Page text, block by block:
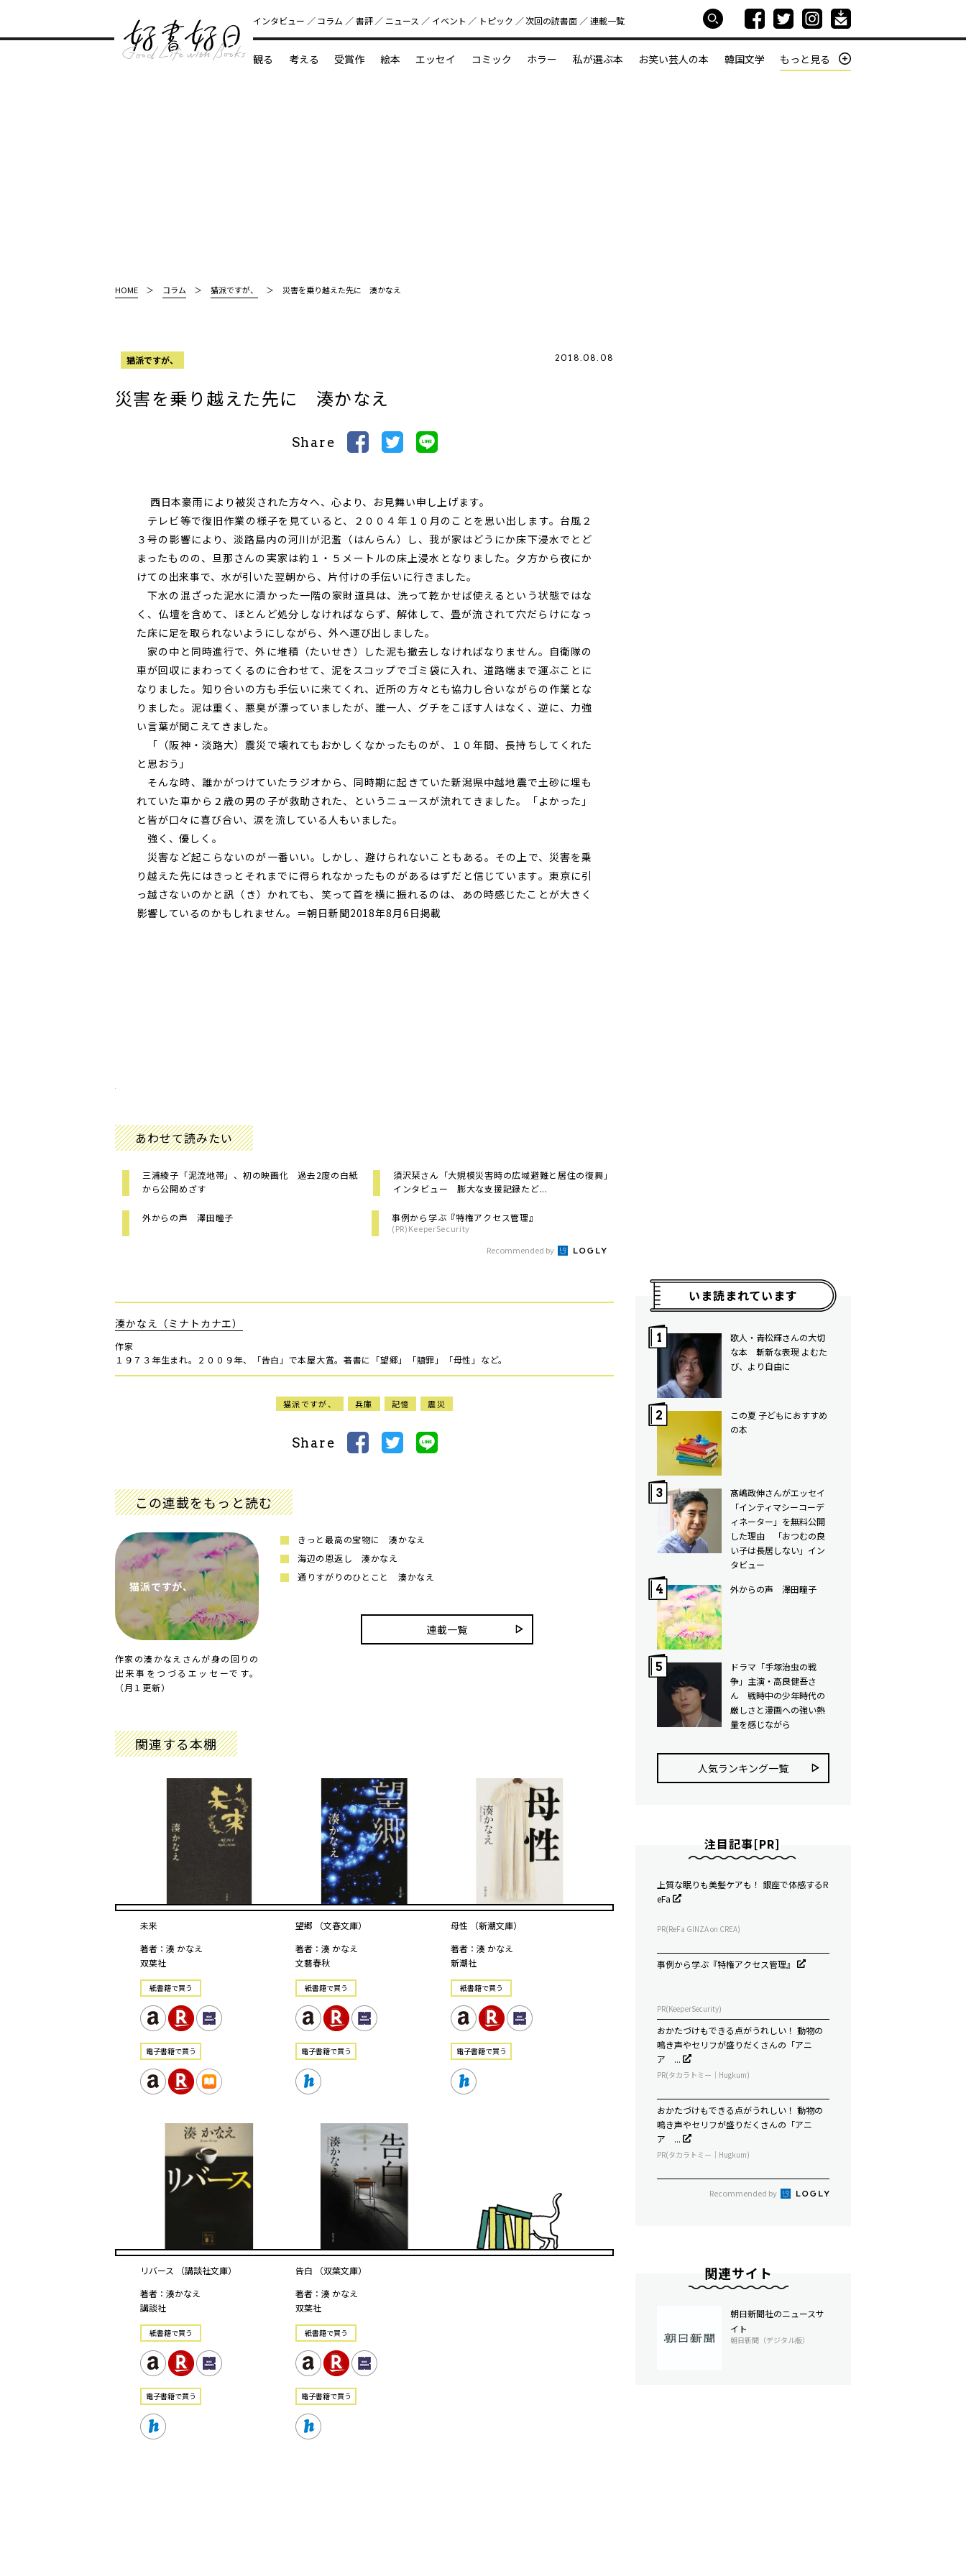
好書好日
インタビュー コラム 書評 ニュース イベント トピック 次回の読書⾯ 連載一覧
観る 考える 受賞作 絵本 エッセイ コミック ホラー 私が選ぶ本 お笑い芸人の本 韓国文学 もっと見る
HOME コラム 猫派ですが、 災害を乗り越えた先に 湊かなえ
猫派ですが、 2018.08.08
災害を乗り越えた先に 湊かなえ
Share
西日本豪雨により被災された方々へ、心より、お見舞い申し上げます。
テレビ等で復旧作業の様子を見ていると、２００４年１０月のことを思い出します。台風２
３号の影響により、淡路島内の河川が氾濫（はんらん）し、我が家はどうにか床下浸水でとど
まったものの、旦那さんの実家は約１・５メートルの床上浸水となりました。夕方から夜にか
けての出来事で、水が引いた翌朝から、片付けの手伝いに行きました。
下水の混ざった泥水に漬かった一階の家財道具は、洗って乾かせば使えるという状態ではな
く、仏壇を含めて、ほとんど処分しなければならず、解体して、畳が流されて穴だらけになっ
た床に足を取られないようにしながら、外へ運び出しました。
家の中と同時進行で、外に堆積（たいせき）した泥も撤去しなければなりません。自衛隊の
車が回収にまわってくるのに合わせて、泥をスコップでゴミ袋に入れ、道路端まで運ぶことに
なりました。知り合いの方も手伝いに来てくれ、近所の方々とも協力し合いながらの作業とな
りました。泥は重く、悪臭が漂っていましたが、誰一人、グチをこぼす人はなく、逆に、力強
い言葉が聞こえてきました。
「（阪神・淡路大）震災で壊れてもおかしくなかったものが、１０年間、長持ちしてくれた
と思おう」
そんな時、誰かがつけていたラジオから、同時期に起きていた新潟県中越地震で土砂に埋も
れていた車から２歳の男の子が救助された、というニュースが流れてきました。「よかった」
と皆が口々に喜び合い、涙を流している人もいました。
強く、優しく――。
災害など起こらないのが一番いい。しかし、避けられないこともある。その上で、災害を乗
り越えた先にはきっとそれまでに得られなかったものがあるはずだと信じています。東京に引
っ越さないのかと訊（き）かれても、笑って首を横に振れるのは、あの時感じたことが大きく
影響しているのかもしれません。＝朝日新聞2018年8月6日掲載
あわせて読みたい
三浦綾子「泥流地帯」、初の映画化 過去2度の白紙
から公開めざす
須沢栞さん「大規模災害時の広域避難と居住の復興」
インタビュー 膨大な支援記録たど...
外からの声 澤田瞳子 事例から学ぶ『特権アクセス管理』
(PR)KeeperSecurity
Recommended by
湊かなえ（ミナトカナエ）
作家
１９７３年生まれ。２００９年、「告白」で本屋大賞。著書に「望郷」「贖罪」「母性」など。
猫派ですが、 兵庫 記憶 震災
Share
この連載をもっと読む
猫派ですが、
作家の湊かなえさんが身の回りの
出来事をつづるエッセーです。
（月１更新）
きっと最高の宝物に 湊かなえ
海辺の恩返し 湊かなえ
通りすがりのひとこと 湊かなえ
連載一覧
関連する本棚
未来
著者：湊 かなえ
双葉社
紙書籍で買う
電⼦書籍で買う
望郷 （文春文庫）
著者：湊 かなえ
文藝春秋
紙書籍で買う
電⼦書籍で買う
母性 （新潮文庫）
著者：湊 かなえ
新潮社
紙書籍で買う
電⼦書籍で買う
リバース （講談社文庫）
著者：湊かなえ
講談社
紙書籍で買う
電⼦書籍で買う
告白 （双葉文庫）
著者：湊 かなえ
双葉社
紙書籍で買う
電⼦書籍で買う
いま読まれています
歌人・青松輝さんの大切
な本 斬新な表現 よむた
び、より自由に
この夏 子どもにおすすめ
の本
髙嶋政伸さんがエッセイ
「インティマシーコーデ
ィネーター」を無料公開
した理由 「おつむの良
い子は長居しない」イン
タビュー
外からの声 澤田瞳子
ドラマ「手塚治虫の戦
争」主演・高良健吾さ
ん 戦時中の少年時代の
厳しさと漫画への強い熱
量を感じながら
人気ランキング⼀覧
注目記事[PR]
上質な眠りも美髪ケアも！ 銀座で体感するR
eFa
PR(ReFa GINZA on CREA)
事例から学ぶ『特権アクセス管理』
PR(KeeperSecurity)
おかたづけもできる点がうれしい！ 動物の
鳴き声やセリフが盛りだくさんの「アニ
ア ...
PR(タカラトミー｜Hugkum)
おかたづけもできる点がうれしい！ 動物の
鳴き声やセリフが盛りだくさんの「アニ
ア ...
PR(タカラトミー｜Hugkum)
Recommended by
関連サイト
朝日新聞社のニュースサ
イト
朝日新聞（デジタル版）